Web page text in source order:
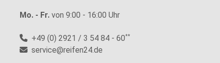
Mo. - Fr. von 9:00 - 16:00 Uhr
+49 (0) 2921 / 3 54 84 - 60**
service@reifen24.de